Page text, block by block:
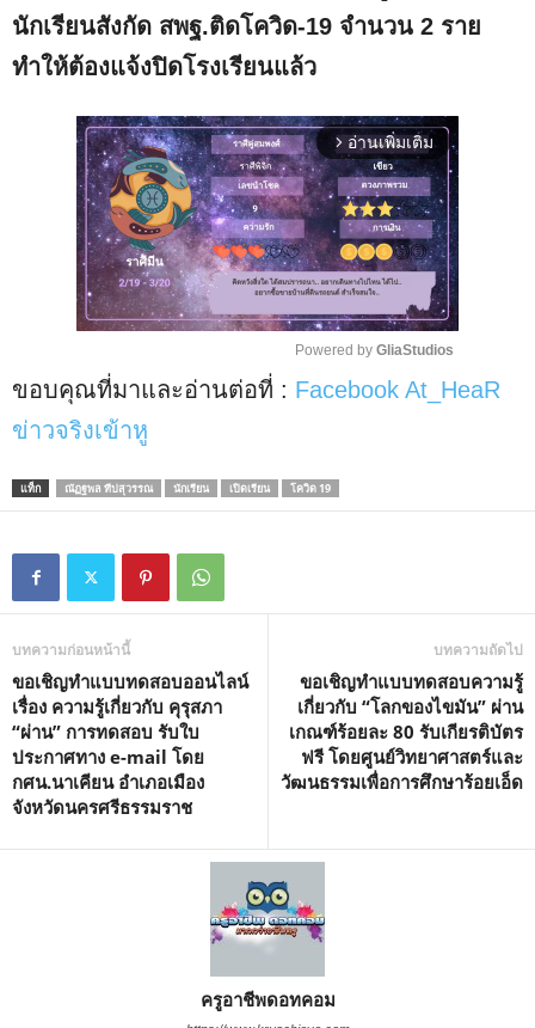
นักเรียนสังกัด สพฐ.ติดโควิด-19 จำนวน 2 ราย
ทำให้ต้องแจ้งปิดโรงเรียนแล้ว
arrow_forward_ios อ่านเพิ่มเติม
M
Powered by GliaStudios
ขอบคุณที่มาและอ่านต่อที่ : Facebook At_HeaR
ข่าวจริงเข้าหู
แท็ก ณัฏฐพล ทีปสุวรรณ นักเรียน เปิดเรียน โควิด 19
บทความก่อนหน้านี้
ขอเชิญทำแบบทดสอบออนไลน์
เรื่อง ความรู้เกี่ยวกับ คุรุสภา
“ผ่าน” การทดสอบ รับใบ
ประกาศทาง e-mail โดย
กศน.นาเคียน อำเภอเมือง
จังหวัดนครศรีธรรมราช
บทความถัดไป
ขอเชิญทำแบบทดสอบความรู้
เกี่ยวกับ “โลกของไขมัน” ผ่าน
เกณฑ์ร้อยละ 80 รับเกียรติบัตร
ฟรี โดยศูนย์วิทยาศาสตร์และ
วัฒนธรรมเพื่อการศึกษาร้อยเอ็ด
ครูอาชีพดอทคอม